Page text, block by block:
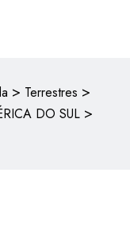
> Terrestres >
DO SUL >